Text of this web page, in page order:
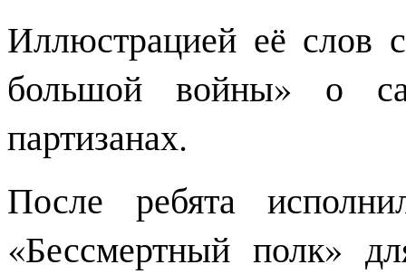
Иллюстрацией её слов
большой войны» о
партизанах.
После ребята
«Бессмертный полк»